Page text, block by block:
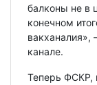
балконы не в
конечном
вакханалия»,
канале.
Теперь ФСКР,